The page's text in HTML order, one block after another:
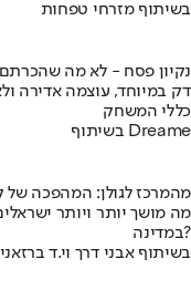
בשיתוף מזרחי טפחות
נקיון פסח - לא מה שהכרתם
דק במיוחד, עוצמה אדירה
כללי המשחק
בשיתוף Dreame
מהמרכז לגולן: המהפכה של
מה מושך יותר ויותר
במדינה?
בשיתוף אבני דרך וי.ד ברזאני